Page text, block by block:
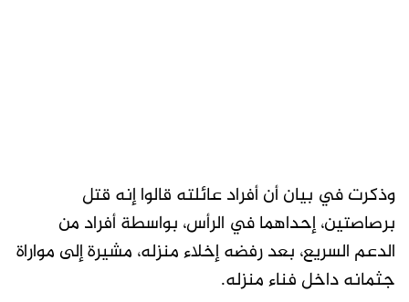
وذكرت في بيان أن أفراد عائلته قالوا إنه قتل
برصاصتين، إحداهما في الرأس، بواسطة أفراد من
الدعم السريع، بعد رفضه إخلاء منزله، مشيرة إلى مواراة
جثمانه داخل فناء منزله.